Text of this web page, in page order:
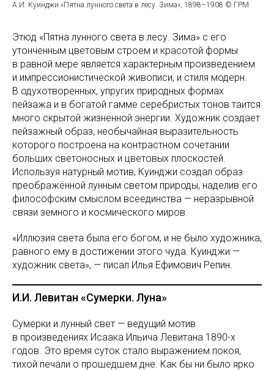
А.И. Куинджи «Пятна лунного света в лесу. Зима», 1898–1908 © ГРМ
Этюд «Пятна лунного света в лесу. Зима» с его
утонченным цветовым строем и красотой формы
в равной мере является характерным произведением
и импрессионистической живописи, и стиля модерн.
В одухотворенных, упругих природных формах
пейзажа и в богатой гамме серебристых тонов таится
много скрытой жизненной энергии. Художник создает
пейзажный образ, необычайная выразительность
которого построена на контрастном сочетании
больших светоносных и цветовых плоскостей.
Используя натурный мотив, Куинджи создал образ
преображённой лунным светом природы, наделив его
философским смыслом всеединства — неразрывной
связи земного и космического миров.
«Иллюзия света была его богом, и не было художника,
равного ему в достижении этого чуда. Куинджи —
художник света», — писал Илья Ефимович Репин.
И.И. Левитан «Сумерки. Луна»
Сумерки и лунный свет — ведущий мотив
в произведениях Исаака Ильича Левитана 1890-х
годов. Это время суток стало выражением покоя,
тихой печали о прошедшем дне. Как бы ни было ярко